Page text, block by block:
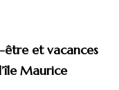
être et vacances
Maurice